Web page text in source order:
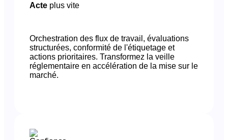
Acte plus vite
Orchestration des flux de travail, évaluations
structurées, conformité de l'étiquetage et
actions prioritaires. Transformez la veille
réglementaire en accélération de la mise sur le
marché.